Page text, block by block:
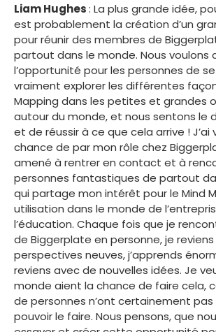
Liam Hughes: La plus grande idée,
est probablement la création d’un
pour réunir des membres de
partout dans le monde. Nous voulons
l’opportunité pour les personnes de
vraiment explorer les différentes
Mapping dans les petites et grandes
autour du monde, et nous sentons le
et de réussir à ce que cela arrive ! J’ai
chance de par mon rôle chez
amené à rentrer en contact et à
personnes fantastiques de partout
qui partage mon intérêt pour le Mind
utilisation dans le monde de
l’éducation. Chaque fois que je
de Biggerplate en personne, je
perspectives neuves, j’apprends
reviens avec de nouvelles idées. Je
monde aient la chance de faire cela,
de personnes n’ont certainement pas
pouvoir le faire. Nous pensons, que